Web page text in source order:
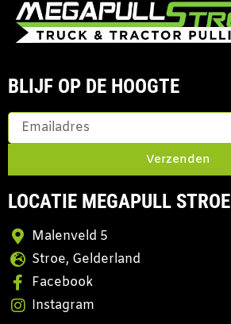
BLIJF OP DE HOOGTE
Verzenden
LOCATIE MEGAPULL STROE
Malenveld 5
Stroe, Gelderland
Facebook
Instagram